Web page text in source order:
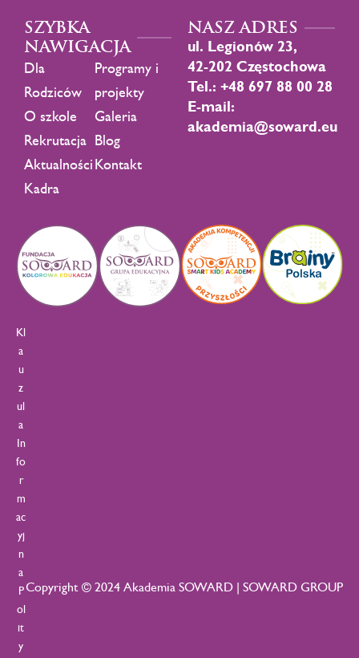
SZYBKA
NAWIGACJA
Dla
Rodziców
O szkole
Rekrutacja
Aktualności
Kadra
Programy i
projekty
Galeria
Blog
Kontakt
NASZ ADRES
ul. Legionów 23,
42-202 Częstochowa
Tel.: +48 697 88 00 28
E-mail:
akademia@soward.eu
Copyright © 2024 Akademia SOWARD | SOWARD GROUP
Kl
a
u
z
ul
a
In
fo
r
m
ac
yj
n
a
P
ol
it
y